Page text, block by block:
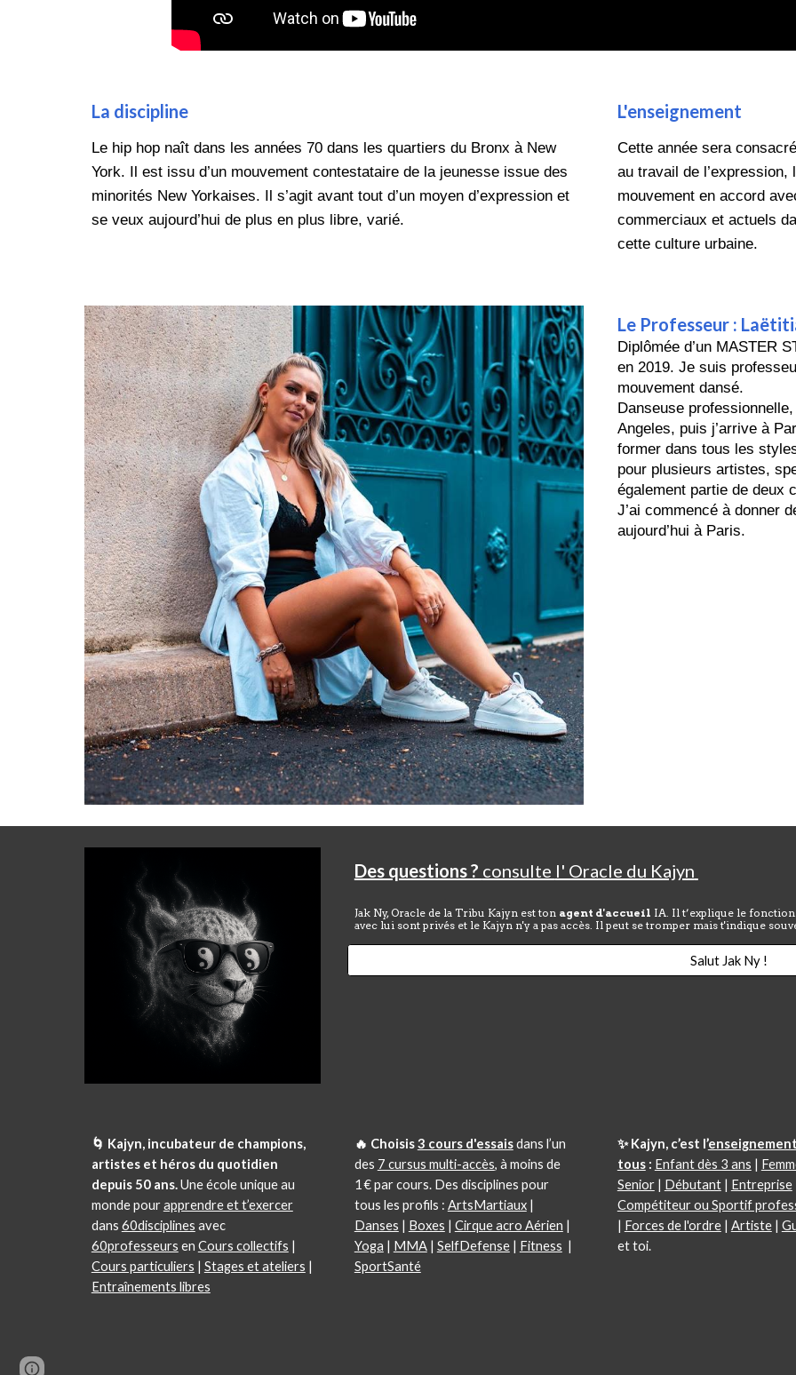
La discipline
Le hip hop naît dans les années 70 dans les quartiers du Bronx à New
York. Il est issu d’un mouvement contestataire de la jeunesse issue des
minorités New Yorkaises. Il s’agit avant tout d’un moyen d’expression et
se veux aujourd’hui de plus en plus libre, varié.
L'enseignement
Cette année sera
au travail de l’expression,
mouvement en accord
commerciaux et actuels
cette culture urbaine.
Le Professeur :
Diplômée d’un MASTER
en 2019. Je suis
mouvement dansé.
Danseuse
Angeles, puis j’arrive à
former dans tous les
pour plusieurs artistes,
également partie de deux
J’ai commencé à donner
aujourd’hui à Paris.
Des questions ? consulte l' Oracle du Kajyn
Jak Ny, Oracle de la Tribu Kajyn est ton agent d'accueil IA. Il t’explique le
avec lui sont privés et le Kajyn n'y a pas accès. Il peut se tromper mais t'indique
Salut Jak Ny !
🌀 Kajyn, incubateur de champions,
artistes et héros du quotidien
depuis 50 ans.Une école unique au
monde pourapprendre et t’exercer
dans 60disciplines avec
60professeurs en Cours collectifs |
Cours particuliers | Stages et ateliers |
Entraînements libres
🔥 Choisis3 cours d'essaisdans l’un
des 7 cursus multi-accès, à moins de
1 € par cours. Des disciplines pour
tous les profils : ArtsMartiaux|
Danses | Boxes | Cirque acro Aérien |
Yoga | MMA| SelfDefense| Fitness |
SportSanté
✨ Kajyn, c’est l’
tous: Enfant dès 3 ans |
Senior| Débutant| Entreprise
Compétiteur ou Sportif
| Forces de l'ordre| Artiste|
et toi.